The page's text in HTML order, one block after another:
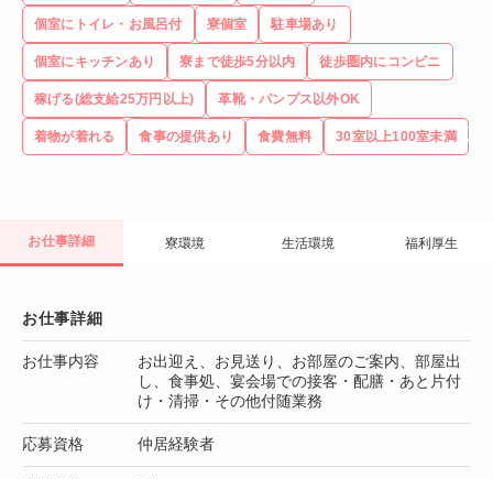
個室にトイレ・お風呂付 寮個室 駐車場あり
個室にキッチンあり 寮まで徒歩5分以内 徒歩圏内にコンビニ
稼げる(総支給25万円以上) 革靴・パンプス以外OK
着物が着れる 食事の提供あり 食費無料 30室以上100室未満
お仕事詳細 寮環境 生活環境 福利厚生
お仕事詳細
お仕事内容
お出迎え、お見送り、お部屋のご案内、部屋出
し、食事処、宴会場での接客・配膳・あと片付
け・清掃・その他付随業務
応募資格 仲居経験者